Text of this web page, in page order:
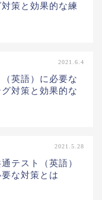
策と効果的な練
2021.6.4
英語）に必要な
対策と効果的な
2021.5.28
テスト（英語）
な対策とは